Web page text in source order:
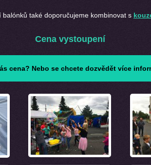
také doporučujeme kombinovat s
Cena vystoupení
cena? Nebo se chcete dozvědět více